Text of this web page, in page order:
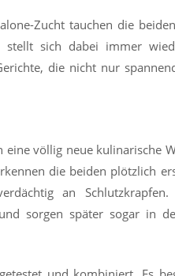
Zucht tauchen die
sich dabei immer
die nicht nur
völlig neue kulinarische
die beiden plötzlich
an
sorgen später sogar in